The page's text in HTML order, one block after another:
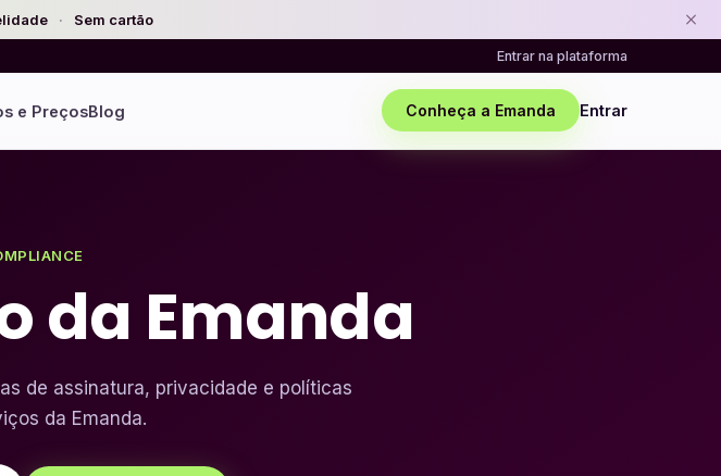
· Sem cartão
Entrar na plataforma
e PreçosBlog Conheça a Emanda Entrar
da Emanda
de assinatura, privacidade e políticas
da Emanda.